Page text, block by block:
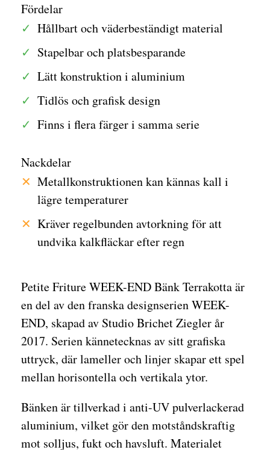
Petite Friture WEEK-END Bänk Terrakotta är
en del av den franska designserien WEEK-
END, skapad av Studio Brichet Ziegler år
2017. Serien kännetecknas av sitt grafiska
uttryck, där lameller och linjer skapar ett spel
mellan horisontella och vertikala ytor.
Bänken är tillverkad i anti-UV pulverlackerad
aluminium, vilket gör den motståndskraftig
mot solljus, fukt och havsluft. Materialet
Fördelar
Hållbart och väderbeständigt material
Stapelbar och platsbesparande
Lätt konstruktion i aluminium
Tidlös och grafisk design
Finns i flera färger i samma serie
Nackdelar
Metallkonstruktionen kan kännas kall i
lägre temperaturer
Kräver regelbunden avtorkning för att
undvika kalkfläckar efter regn